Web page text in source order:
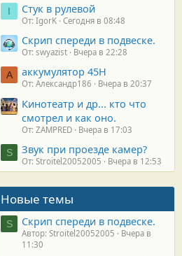
I Стук в рулевой
От: IgorK Сегодня в 08:48
Скрип спереди в подвеске.
От: swyazist Вчера в 22:28
А аккумулятор 45H
От: Александр186 Вчера в 20:37
Кинотеатр и др... кто что
смотрел и как оно.
От: ZAMPRED Вчера в 17:03
S Звук при проезде камер?
От: Stroitel20052005 Вчера в 12:53
Новые темы
S Скрип спереди в подвеске.
Автор: Stroitel20052005
Вчера в
11:30